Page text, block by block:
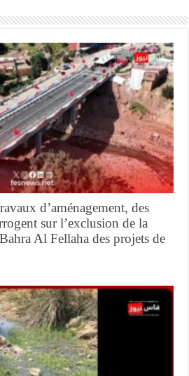
d’aménagement, des
sur l’exclusion de la
Al Fellaha des projets de